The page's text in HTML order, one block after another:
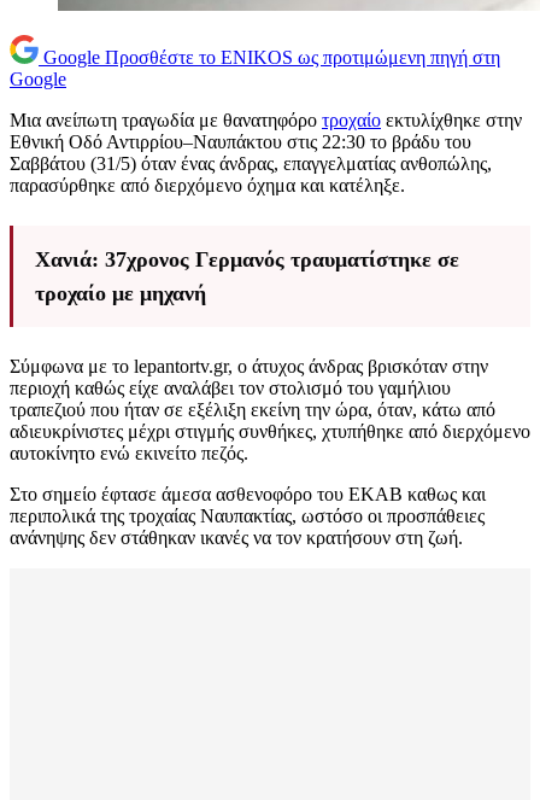
Google Προσθέστε το ENIKOS ως προτιμώμενη πηγή στη
Google
Μια ανείπωτη τραγωδία με θανατηφόρο τροχαίο εκτυλίχθηκε στην
Εθνική Οδό Αντιρρίου–Ναυπάκτου στις 22:30 το βράδυ του
Σαββάτου (31/5) όταν ένας άνδρας, επαγγελματίας ανθοπώλης,
παρασύρθηκε από διερχόμενο όχημα και κατέληξε.
Χανιά: 37χρονος Γερμανός τραυματίστηκε σε
τροχαίο με μηχανή
Σύμφωνα με το lepantortv.gr, ο άτυχος άνδρας βρισκόταν στην
περιοχή καθώς είχε αναλάβει τον στολισμό του γαμήλιου
τραπεζιού που ήταν σε εξέλιξη εκείνη την ώρα, όταν, κάτω από
αδιευκρίνιστες μέχρι στιγμής συνθήκες, χτυπήθηκε από διερχόμενο
αυτοκίνητο ενώ εκινείτο πεζός.
Στο σημείο έφτασε άμεσα ασθενοφόρο του ΕΚΑΒ καθως και
περιπολικά της τροχαίας Ναυπακτίας, ωστόσο οι προσπάθειες
ανάνηψης δεν στάθηκαν ικανές να τον κρατήσουν στη ζωή.